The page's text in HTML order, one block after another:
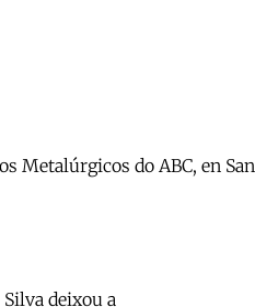
do ABC, en
deixou a